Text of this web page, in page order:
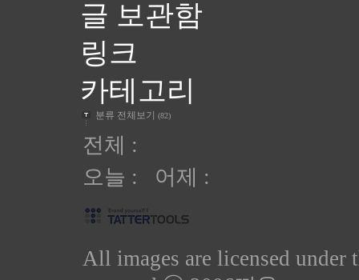
글 보관함
링크
카테고리
분류 전체보기 (82)
전체 :
오늘 : 어제 :
All images are licensed under